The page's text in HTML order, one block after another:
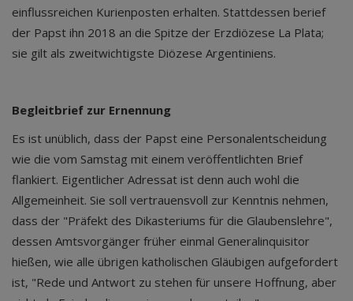
einflussreichen Kurienposten erhalten. Stattdessen berief
der Papst ihn 2018 an die Spitze der Erzdiözese La Plata;
sie gilt als zweitwichtigste Diözese Argentiniens.
Begleitbrief zur Ernennung
Es ist unüblich, dass der Papst eine Personalentscheidung
wie die vom Samstag mit einem veröffentlichten Brief
flankiert. Eigentlicher Adressat ist denn auch wohl die
Allgemeinheit. Sie soll vertrauensvoll zur Kenntnis nehmen,
dass der "Präfekt des Dikasteriums für die Glaubenslehre",
dessen Amtsvorgänger früher einmal Generalinquisitor
hießen, wie alle übrigen katholischen Gläubigen aufgefordert
ist, "Rede und Antwort zu stehen für unsere Hoffnung, aber